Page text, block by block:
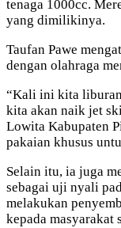
tenaga 1000cc.
yang dimilikinya.
Taufan Pawe
dengan olahraga
“Kali ini kita
kita akan naik jet
Lowita Kabupaten
pakaian khusus
Selain itu, ia juga
sebagai uji nyali
melakukan
kepada masyarakat